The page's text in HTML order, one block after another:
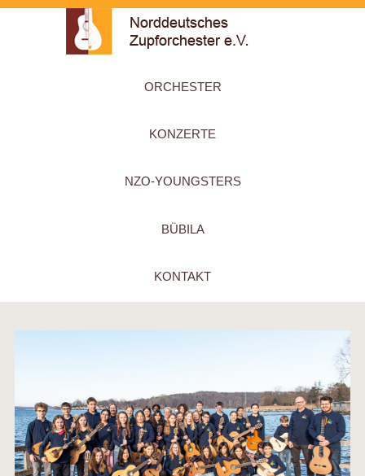
ORCHESTER
KONZERTE
NZO-YOUNGSTERS
BÜBILA
KONTAKT